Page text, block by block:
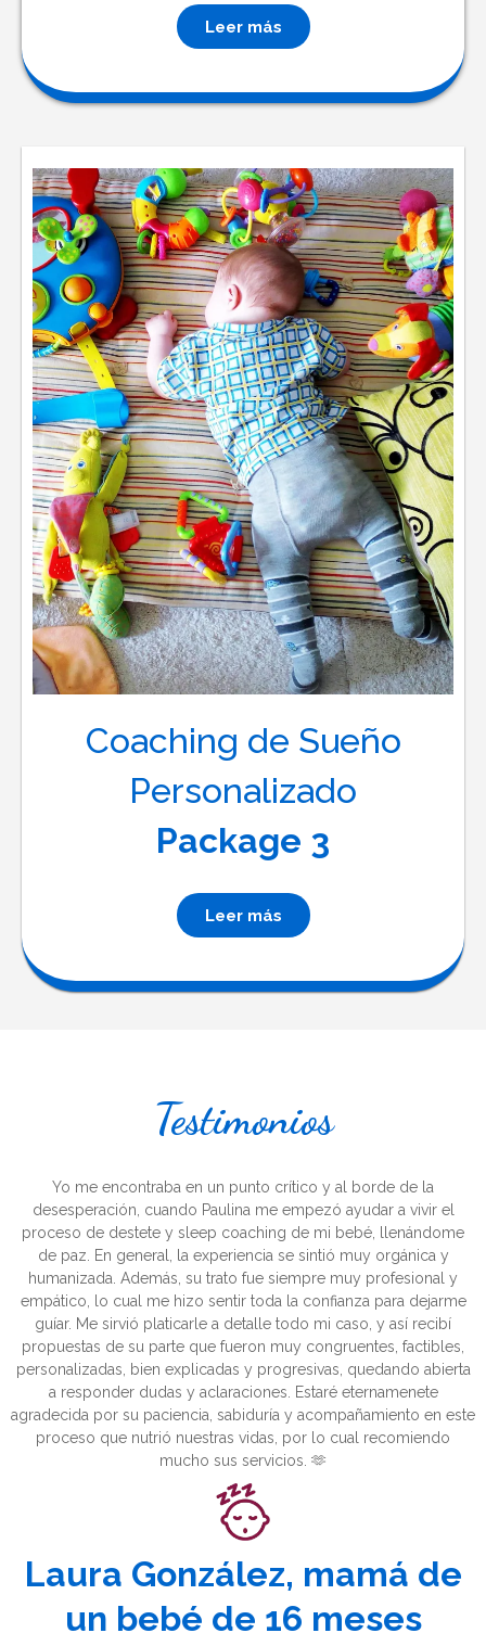
Leer más
Coaching de Sueño
Personalizado
Package 3
Leer más
Testimonios
Yo me encontraba en un punto crítico y al borde de la
desesperación, cuando Paulina me empezó ayudar a vivir el
proceso de destete y sleep coaching de mi bebé, llenándome
de paz. En general, la experiencia se sintió muy orgánica y
humanizada. Además, su trato fue siempre muy profesional y
empático, lo cual me hizo sentir toda la confianza para dejarme
guíar. Me sirvió platicarle a detalle todo mi caso, y así recibí
propuestas de su parte que fueron muy congruentes, factibles,
personalizadas, bien explicadas y progresivas, quedando abierta
a responder dudas y aclaraciones. Estaré eternamenete
agradecida por su paciencia, sabiduría y acompañamiento en este
proceso que nutrió nuestras vidas, por lo cual recomiendo
mucho sus servicios. 🫶
Laura González, mamá de
un bebé de 16 meses